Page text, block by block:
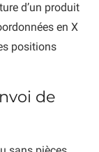
d’un produit
en X
positions
de